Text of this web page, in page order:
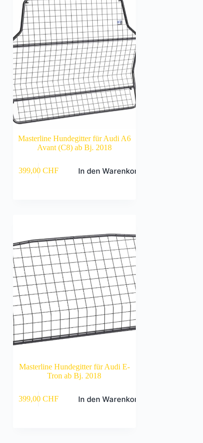
Masterline Hundegitter für Audi A6
Avant (C8) ab Bj. 2018
399,00 CHF In den Warenkorb
Masterline Hundegitter für Audi E-
Tron ab Bj. 2018
399,00 CHF In den Warenkorb